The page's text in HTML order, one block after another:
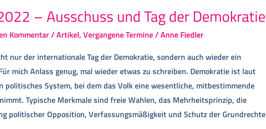
– Ausschuss und Tag der Demokratie
Kommentar/Artikel, Vergangene Termine/Anne Fiedler
nur der internationale Tag der Demokratie, sondern auch wieder ein
mich Anlass genug, mal wieder etwas zu schreiben. Demokratie ist laut
politisches System, bei dem das Volk eine wesentliche, mitbestimmende
Typische Merkmale sind freie Wahlen, das Mehrheitsprinzip, die
politischer Opposition, Verfassungsmäßigkeit und Schutz der Grundrechte